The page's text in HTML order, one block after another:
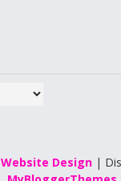
Website Design|